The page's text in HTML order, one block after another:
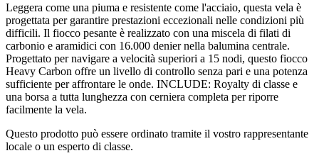
Leggera come una piuma e resistente come l'acciaio, questa vela è
progettata per garantire prestazioni eccezionali nelle condizioni più
difficili. Il fiocco pesante è realizzato con una miscela di filati di
carbonio e aramidici con 16.000 denier nella balumina centrale.
Progettato per navigare a velocità superiori a 15 nodi, questo fiocco
Heavy Carbon offre un livello di controllo senza pari e una potenza
sufficiente per affrontare le onde. INCLUDE: Royalty di classe e
una borsa a tutta lunghezza con cerniera completa per riporre
facilmente la vela.
Questo prodotto può essere ordinato tramite il vostro rappresentante
locale o un esperto di classe.